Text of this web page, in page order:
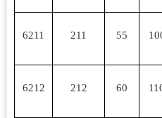
6211 211 55
6212 212 60